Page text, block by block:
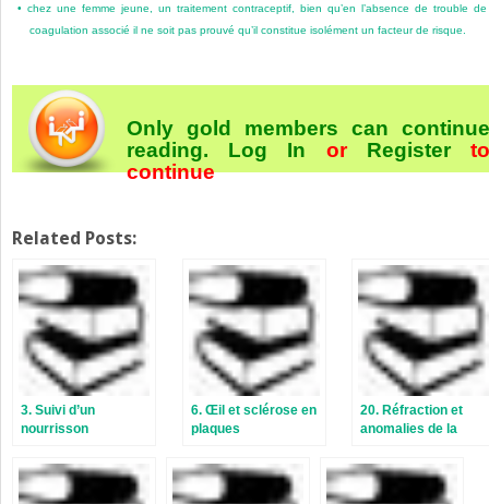
•chez une femme jeune, un traitement contraceptif, bien qu’en l’absence de trouble
coagulation associé il ne soit pas prouvé qu’il constitue isolément un facteur de risque.
Only gold members can continue
reading. Log In orRegister
continue
Related Posts:
3. Suivi d’un
nourrisson
6. Œil et sclérose en
plaques
20. Réfraction et
anomalies de la